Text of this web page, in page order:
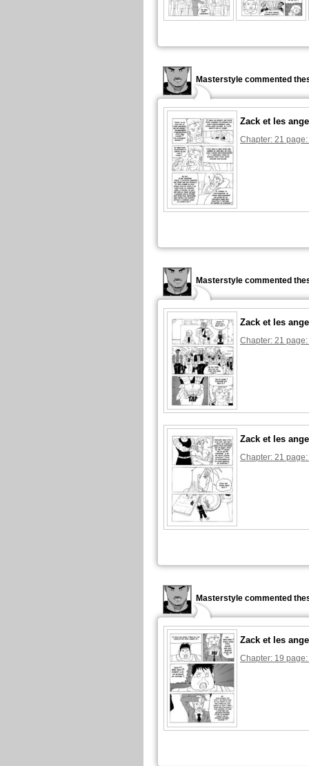
Masterstyle commented
Zack et les
Chapter: 21
Masterstyle commented
Zack et les
Chapter: 21 page:
Zack et les
Chapter: 21
Masterstyle commented
Zack et les
Chapter: 19